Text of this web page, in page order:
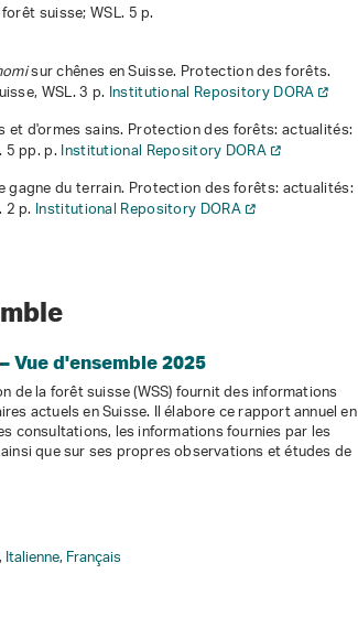
suisse; WSL. 5 p.
sur chênes en Suisse. Protection des forêts.
WSL. 3 p. Institutional Repository DORA
et d'ormes sains. Protection des forêts: actualités:
pp. p.Institutional Repository DORA
gagne du terrain. Protection des forêts: actualités:
p. Institutional Repository DORA
Vue d'ensemble 2025
de la forêt suisse (WSS) fournit des informations
actuels en Suisse. Il élabore ce rapport annuel en
consultations, les informations fournies par les
que sur ses propres observations et études de
,Italienne,Français